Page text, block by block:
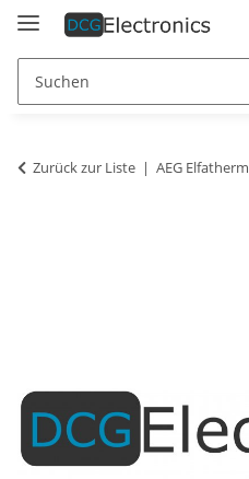
Zurück zur Liste AEG Elfatherm